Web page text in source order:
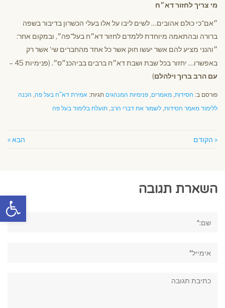
פתח
מי צריך לחזור דא״ח
״אם־כי כולם אהובים… לשים ליבו על אלו בעלי הכשרון בדיבור בשפה
ברורה ובהתאמה מיוחדת ללמדם לחזור דא״ח בעל־פה״, ובמקום אחר:
״והנני מציע להם אשר יעשו חוק אשר כל אחד מהחברים שי' אשר רק
באפשרו… יחזור בכל שבת ושבת דא״ח ברבים בביהכנ״ס״. (פנימיות 45 –
עם הרב ברוך וילהלם)
פורסם ב: חסידות, מאמרים, פנימיות המנהגים תגיות: אמירת דא"ח בעל פה, הכנה
ללימוד מאמר חסידות, לשמור את דברי הרב, תועלת בלימוד בעל פה
« הקודם הבא »
השארת תגובה